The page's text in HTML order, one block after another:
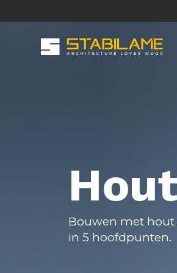
en
Secondary
Bouwen met hout
in 5 hoofdpunten.